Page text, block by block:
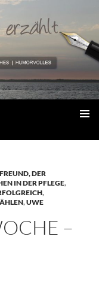
MENÜ
DER
IN DER PFLEGE,
,
,UWE
–